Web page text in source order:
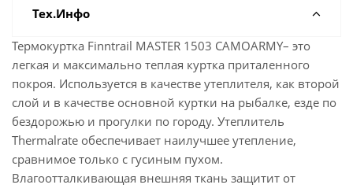
Тех.Инфо
Термокуртка Finntrail MASTER 1503 CAMOARMY– это
легкая и максимально теплая куртка приталенного
покроя. Используется в качестве утеплителя, как второй
слой и в качестве основной куртки на рыбалке, езде по
бездорожью и прогулки по городу. Утеплитель
Thermalrate обеспечивает наилучшее утепление,
сравнимое только с гусиным пухом.
Влагоотталкивающая внешняя ткань защитит от